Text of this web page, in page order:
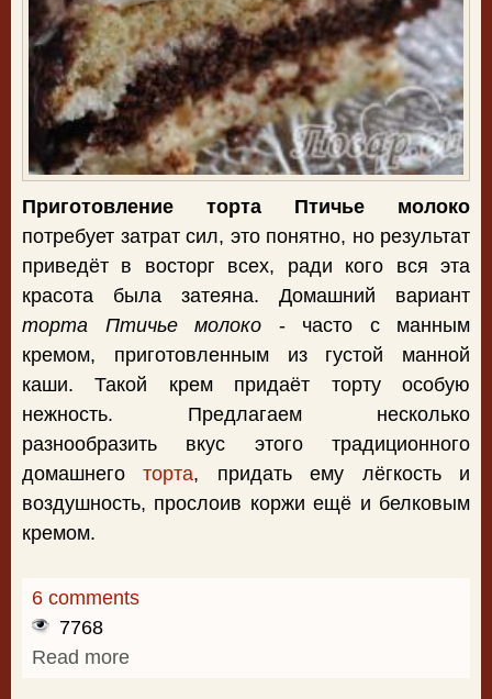
Приготовление торта Птичье молоко
потребует затрат сил, это понятно, но результат
приведёт в восторг всех, ради кого вся эта
красота была затеяна. Домашний вариант
торта Птичье молоко - часто с манным
кремом, приготовленным из густой манной
каши. Такой крем придаёт торту особую
нежность. Предлагаем несколько
разнообразить вкус этого традиционного
домашнеготорта, придать ему лёгкость и
воздушность, прослоив коржи ещё и белковым
кремом.
6 comments
7768
Read more